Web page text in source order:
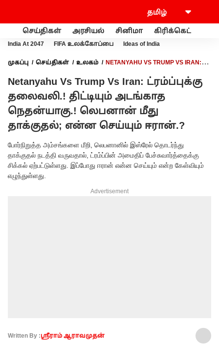
செய்திகள் அரசியல் சினிமா கிரிக்கெட்
India At 2047 FIFA உலக்கோப்பை Ideas of India
முகப்பு செய்திகள் உலகம்
NETANYAHU VS TRUMP VS IRAN:
லெபனான் மீது தாக்குதல்; என்ன செய்யும் ஈரான்.?
Netanyahu Vs Trump Vs Iran: ட்ரம்ப்புக்கு
தலைவலி.! திட்டியும் அடங்காத
நெதன்யாகு.! லெபனான் மீது
தாக்குதல்; என்ன செய்யும் ஈரான்.?
போர்நிறுத்த அம்சங்களை மீறி, லெபனானில் இஸ்ரேல் தொடர்ந்து
தாக்குதல் நடத்தி வருவதால், ட்ரம்ப்பின் அமைதிப் பேச்சுவார்த்தைக்கு
சிக்கல் ஏற்பட்டுள்ளது. இப்போது ஈரான் என்ன செய்யும் என்ற கேள்வியும்
எழுந்துள்ளது.
Advertisement
Written By :ஸ்ரீராம் ஆராவமுதன்